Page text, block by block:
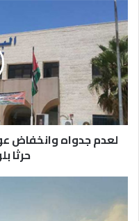
لعدم
جدواه
وانخفاض
عوائده
المالية..اغلاق
مكتب
بريد
حرثا
بلواء
بنيلعدم جدواه وانخفاض
حرثا
الاجتماعي